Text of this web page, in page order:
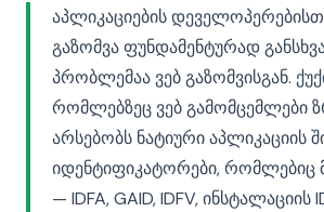
აპლიკაციების
გაზომვა ფუნდამენტურად
პრობლემაა ვებ გაზომვისგან.
რომლებზეც ვებ გამომცემლები
არსებობს ნატიური აპლიკაციის
იდენტიფიკატორები, რომლებიც
— IDFA, GAID, IDFV, ინსტალაციის